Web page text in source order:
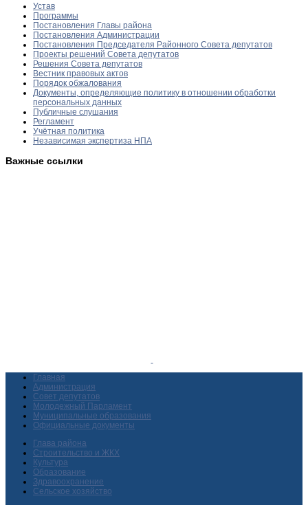
Устав
Программы
Постановления Главы района
Постановления Администрации
Постановления Председателя Районного Совета депутатов
Проекты решений Совета депутатов
Решения Совета депутатов
Вестник правовых актов
Порядок обжалования
Документы, определяющие политику в отношении обработки
персональных данных
Публичные слушания
Регламент
Учётная политика
Независимая экспертиза НПА
Важные ссылки
Главная
Администрация
Совет депутатов
Молодежный Парламент
Муниципальные образования
Официальные документы
Глава района
Строительство и ЖКХ
Культура
Образование
Здравоохранение
Сельское хозяйство